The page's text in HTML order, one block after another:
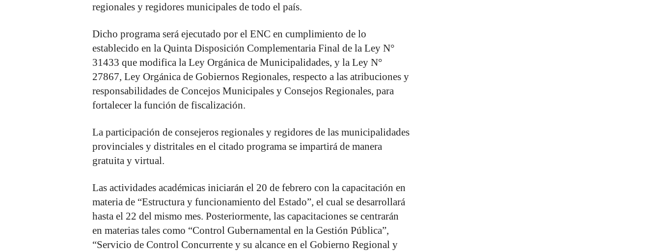
regionales y regidores municipales de todo el país.
Dicho programa será ejecutado por el ENC en cumplimiento de lo
establecido en la Quinta Disposición Complementaria Final de la Ley N°
31433 que modifica la Ley Orgánica de Municipalidades, y la Ley N°
27867, Ley Orgánica de Gobiernos Regionales, respecto a las atribuciones y
responsabilidades de Concejos Municipales y Consejos Regionales, para
fortalecer la función de fiscalización.
La participación de consejeros regionales y regidores de las municipalidades
provinciales y distritales en el citado programa se impartirá de manera
gratuita y virtual.
Las actividades académicas iniciarán el 20 de febrero con la capacitación en
materia de “Estructura y funcionamiento del Estado”, el cual se desarrollará
hasta el 22 del mismo mes. Posteriormente, las capacitaciones se centrarán
en materias tales como “Control Gubernamental en la Gestión Pública”,
“Servicio de Control Concurrente y su alcance en el Gobierno Regional y